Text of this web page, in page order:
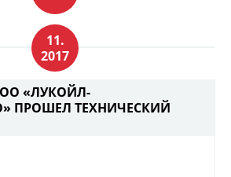
11.
2017
«ЛУКОЙЛ-
ПРОШЕЛ ТЕХНИЧЕСКИЙ